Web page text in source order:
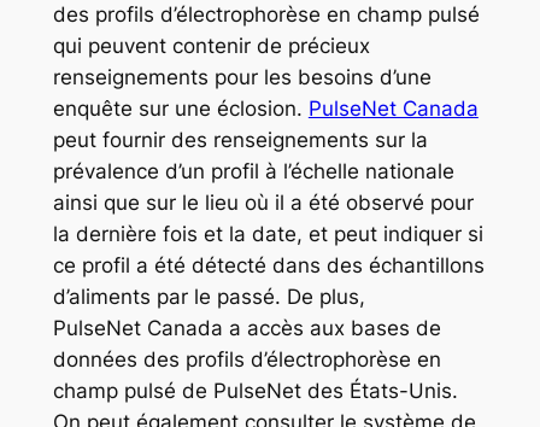
des profils d’électrophorèse en champ pulsé
qui peuvent contenir de précieux
renseignements pour les besoins d’une
enquête sur une éclosion. PulseNet Canada
peut fournir des renseignements sur la
prévalence d’un profil à l’échelle nationale
ainsi que sur le lieu où il a été observé pour
la dernière fois et la date, et peut indiquer si
ce profil a été détecté dans des échantillons
d’aliments par le passé. De plus,
PulseNet Canada a accès aux bases de
données des profils d’électrophorèse en
champ pulsé de PulseNet des États-Unis.
On peut également consulter le système de